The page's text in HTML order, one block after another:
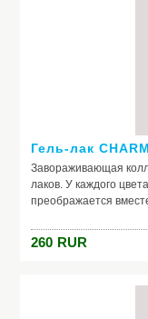
Гель-лак
Завораживающая
лаков. У каждого
преображается
помогут тебе
комфортная
260 RUR